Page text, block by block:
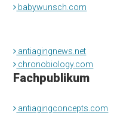
babywunsch.com
antiagingnews.net
chronobiology.com
Fachpublikum
antiagingconcepts.com